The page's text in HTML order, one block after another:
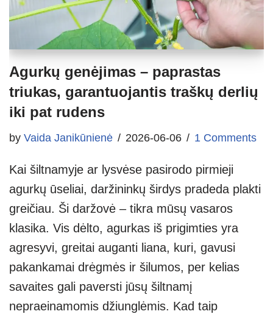
Agurkų genėjimas – paprastas
triukas, garantuojantis traškų derlių
iki pat rudens
by Vaida Janikūnienė 2026-06-06 1 Comments
Kai šiltnamyje ar lysvėse pasirodo pirmieji
agurkų ūseliai, daržininkų širdys pradeda plakti
greičiau. Ši daržovė – tikra mūsų vasaros
klasika. Vis dėlto, agurkas iš prigimties yra
agresyvi, greitai auganti liana, kuri, gavusi
pakankamai drėgmės ir šilumos, per kelias
savaites gali paversti jūsų šiltnamį
nepraeinamomis džiunglėmis. Kad taip